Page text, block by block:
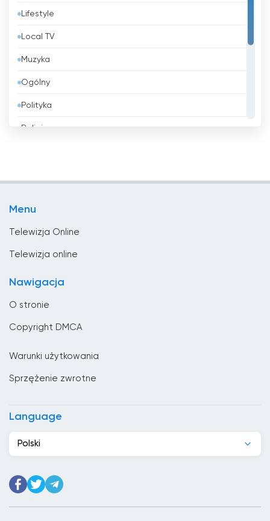
Barbados
Belgia
Belize
Benin
Bhutan
Cypr
Czarnogóra
Dżibuti
Lifestyle
Local TV
Muzyka
Ogólny
Polityka
Religia
Menu
Telewizja Online
Telewizja online
Nawigacja
O stronie
Copyright DMCA
Warunki użytkowania
Sprzężenie zwrotne
Language
Polski